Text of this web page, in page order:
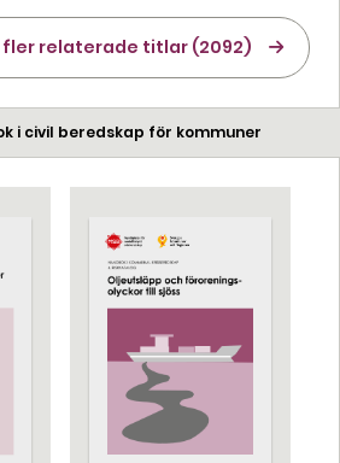
fler relaterade titlar (2092)
i civil beredskap för kommuner